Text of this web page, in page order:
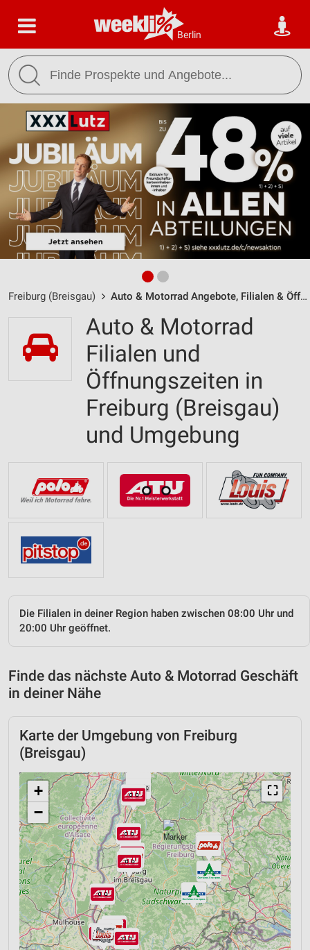
Berlin
Freiburg (Breisgau) Auto & Motorrad Angebote, Filialen & Öffnungszeiten
Auto & Motorrad
Filialen und
Öffnungszeiten in
Freiburg (Breisgau)
und Umgebung
Die Filialen in deiner Region haben zwischen 08:00 Uhr und
20:00 Uhr geöffnet.
Finde das nächste Auto & Motorrad Geschäft
in deiner Nähe
Karte der Umgebung von Freiburg
(Breisgau)
⛶
+
−